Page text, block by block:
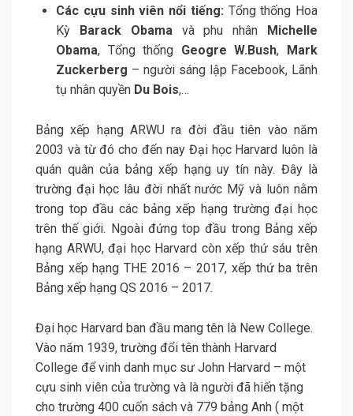
Các cựu sinh viên nổi tiếng: Tổng thống Hoa
Kỳ
Barack Obamavà phu nhân
Michelle
Obama, Tổng thống Geogre W.Bush,
Mark
Zuckerberg – người sáng lập Facebook, Lãnh
tụ nhân quyền Du Bois,…
Bảng xếp hạng ARWU ra đời đầu tiên vào năm
2003 và từ đó cho đến nay Đại học Harvard luôn là
quán quân của bảng xếp hạng uy tín này. Đây là
trường đại học lâu đời nhất nước Mỹ và luôn nằm
trong top đầu các bảng xếp hạng trường đại học
trên thế giới. Ngoài đứng top đầu trong Bảng xếp
hạng ARWU, đại học Harvard còn xếp thứ sáu trên
Bảng xếp hạng THE 2016 – 2017, xếp thứ ba trên
Bảng xếp hạng QS 2016 – 2017.
Đại học Harvard ban đầu mang tên là New College.
Vào năm 1939, trường đổi tên thành Harvard
College để vinh danh mục sư John Harvard – một
cựu sinh viên của trường và là người đã hiến tặng
cho trường 400 cuốn sách và 779 bảng Anh ( một